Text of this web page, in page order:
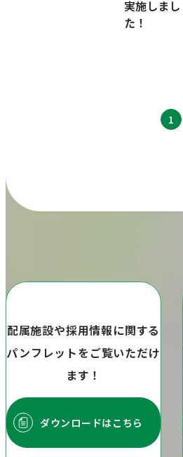
実施しまし
た！
1
配属施設や採用情報に関する
パンフレットをご覧いただけ
ます！
ダウンロードはこちら